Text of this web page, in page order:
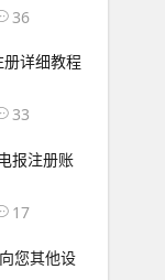
36
详细教程
33
报注册账
17
您其他设